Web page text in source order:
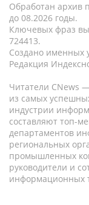
Обработан архив
до 08.2026 годы.
Ключевых фраз
724413.
Создано именных
Редакция
Читатели CNews
из самых
индустрии
составляют топ-
департаментов
региональных
промышленных
руководители и
информационных